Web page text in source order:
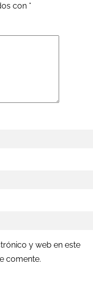
con *
y web en este
comente.